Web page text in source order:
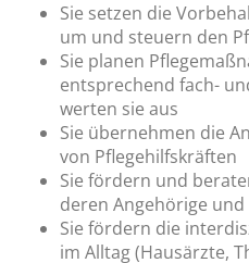
Sie setzen die
um und steuern den
Sie planen
entsprechend fach-
werten sie aus
Sie übernehmen die
von Pflegehilfskräften
Sie fördern und
deren Angehörige
Sie fördern die
im Alltag (Hausärzte,